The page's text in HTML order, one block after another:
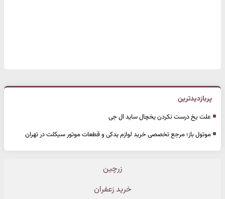
پربازدیدترین
علت یخ درست نکردن یخچال ساید ال جی
موتول باز؛ مرجع تخصصی خرید لوازم یدکی و قطعات موتور سیکلت در تهران
زرچین
خرید زعفران